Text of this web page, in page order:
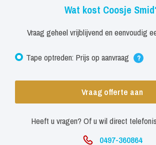
Wat kost Coosje
Vraag geheel vrijblijvend en eenvoudig
Tape optreden: Prijs op aanvraag ?
Vraag offerte aan
Heeft u vragen? Of u wil direct
0497-360864